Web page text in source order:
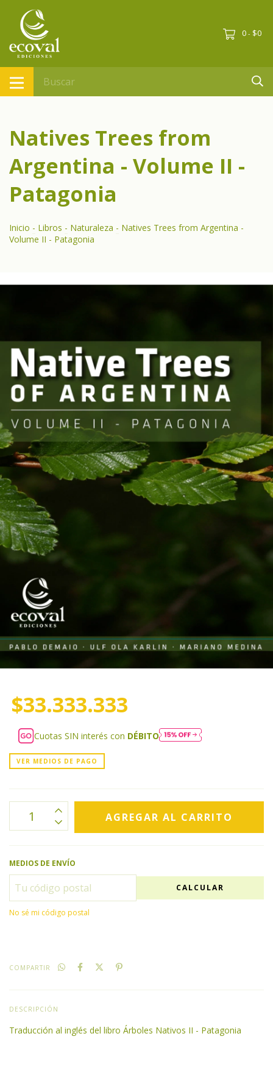
0 - $0
Natives Trees from
Argentina - Volume II -
Patagonia
Inicio - Libros - Naturaleza - Natives Trees from Argentina -
Volume II - Patagonia
$33.333.333
Cuotas SIN interés con DÉBITO
VER MEDIOS DE PAGO
MEDIOS DE ENVÍO
CALCULAR
No sé mi código postal
COMPARTIR
DESCRIPCIÓN
Traducción al inglés del libro Árboles Nativos II - Patagonia